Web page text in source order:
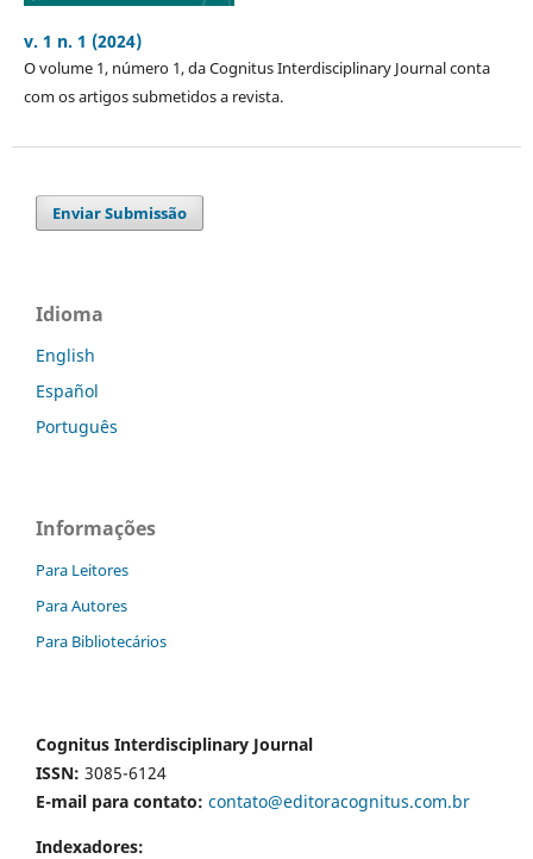
v. 1 n. 1 (2024)
O volume 1, número 1, da Cognitus Interdisciplinary Journal conta
com os artigos submetidos a revista.
Enviar Submissão
Idioma
English
Español
Português
Informações
Para Leitores
Para Autores
Para Bibliotecários
Cognitus Interdisciplinary Journal
ISSN: 3085-6124
E-mail para contato: contato@editoracognitus.com.br
Indexadores: